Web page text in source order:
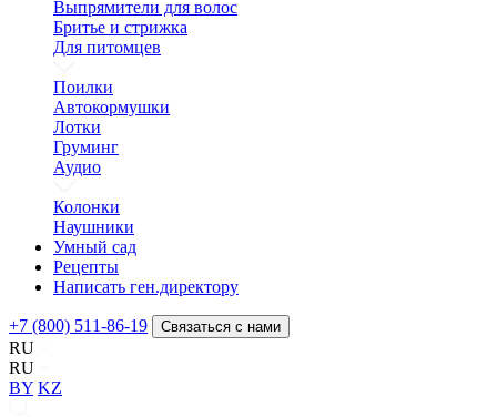
Выпрямители для волос
Бритье и стрижка
Для питомцев
Поилки
Автокормушки
Лотки
Груминг
Аудио
Колонки
Наушники
Умный сад
Рецепты
Написать ген.директору
+7 (800) 511-86-19 Связаться с нами
RU
RU
BY KZ